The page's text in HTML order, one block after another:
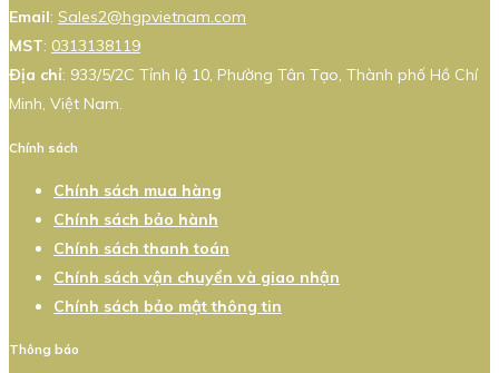
Email: Sales2@hgpvietnam.com
MST: 0313138119
Địa chỉ: 933/5/2C Tỉnh lộ 10, Phường Tân Tạo, Thành phố Hồ Chí
Minh, Việt Nam.
Chính sách
Chính sách mua hàng
Chính sách bảo hành
Chính sách thanh toán
Chính sách vận chuyển và giao nhận
Chính sách bảo mật thông tin
Thông báo